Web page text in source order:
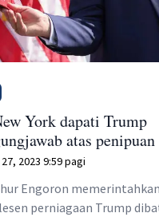
York dapati Trump
atas penipuan
2023 9:59 pagi
Engoron
perniagaan Trump